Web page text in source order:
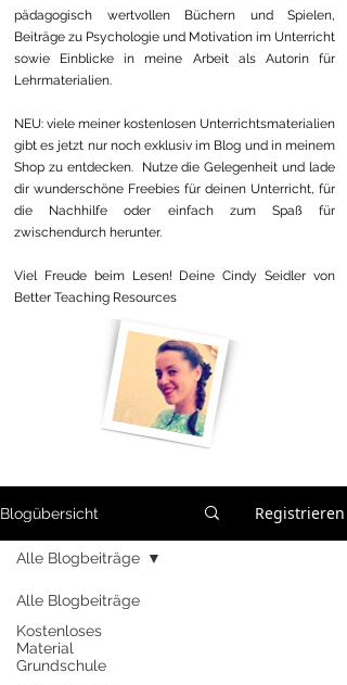
pädagogisch wertvollen Büchern und Spielen,
Beiträge zu Psychologie und Motivation im Unterricht
sowie Einblicke in meine Arbeit als Autorin für
Lehrmaterialien.
NEU: viele meiner kostenlosen Unterrichtsmaterialien
gibt es jetzt nur noch exklusiv im Blog und in meinem
Shop zu entdecken. Nutze die Gelegenheit und lade
dir wunderschöne Freebies für deinen Unterricht, für
die Nachhilfe oder einfach zum Spaß für
zwischendurch herunter.
Viel Freude beim Lesen! Deine Cindy Seidler von
Better Teaching Resources
Blogübersicht Registrieren
Alle Blogbeiträge
Kostenloses
Material
Grundschule
Alle Blogbeiträge